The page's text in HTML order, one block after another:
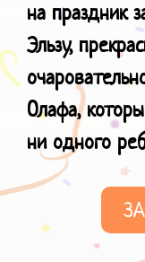
на праздник
Эльзу,
Олафа,
ни одного